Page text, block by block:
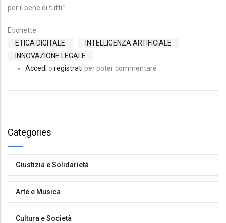
per il bene di tutti.”
Etichette
ETICA DIGITALE
INTELLIGENZA ARTIFICIALE
INNOVAZIONE LEGALE
Accedi o registrati per poter commentare
Categories
Giustizia e Solidarietà
Arte e Musica
Cultura e Società